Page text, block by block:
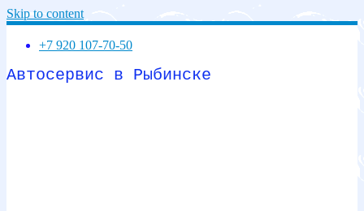
Skip to content
+7 920 107-70-50
Автосервис в Рыбинске